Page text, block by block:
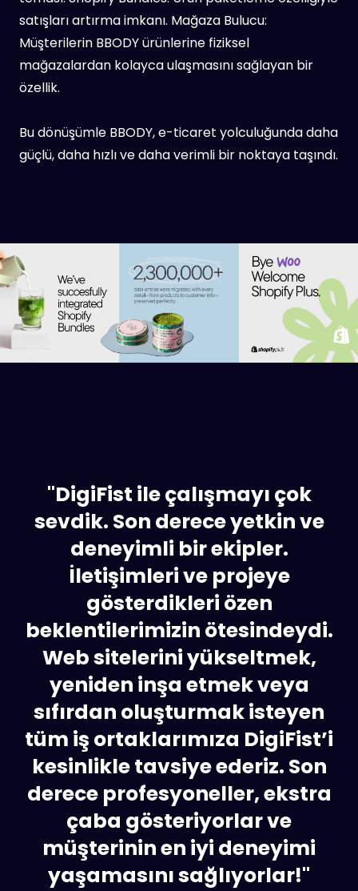
satışları artırma imkanı. Mağaza Bulucu:
Müşterilerin BBODY ürünlerine fiziksel
mağazalardan kolayca ulaşmasını sağlayan bir
özellik.
Bu dönüşümle BBODY, e-ticaret yolculuğunda daha
güçlü, daha hızlı ve daha verimli bir noktaya taşındı.
"DigiFist ile çalışmayı çok
sevdik. Son derece yetkin ve
deneyimli bir ekipler.
İletişimleri ve projeye
gösterdikleri özen
beklentilerimizin ötesindeydi.
Web sitelerini yükseltmek,
yeniden inşa etmek veya
sıfırdan oluşturmak isteyen
tüm iş ortaklarımıza DigiFist’i
kesinlikle tavsiye ederiz. Son
derece profesyoneller, ekstra
çaba gösteriyorlar ve
müşterinin en iyi deneyimi
yaşamasını sağlıyorlar!"